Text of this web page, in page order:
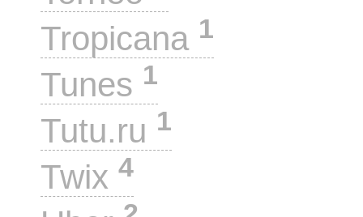
Tropicana 1
Tunes 1
Tutu.ru 1
Twix 4